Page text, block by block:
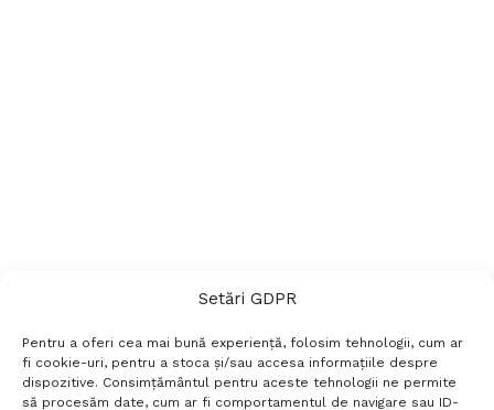
Setări GDPR
Pentru a oferi cea mai bună experiență, folosim tehnologii, cum ar
fi cookie-uri, pentru a stoca și/sau accesa informațiile despre
dispozitive. Consimțământul pentru aceste tehnologii ne permite
să procesăm date, cum ar fi comportamentul de navigare sau ID-